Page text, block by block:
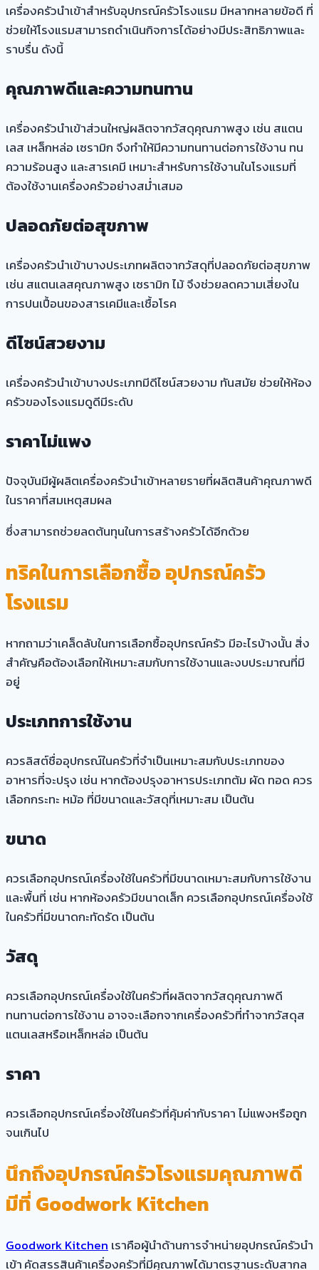
เครื่องครัวนำเข้าสำหรับอุปกรณ์ครัวโรงแรม มีหลากหลายข้อดี ที่
ช่วยให้โรงแรมสามารถดำเนินกิจการได้อย่างมีประสิทธิภาพและ
ราบรื่น ดังนี้
คุณภาพดีและความทนทาน
เครื่องครัวนำเข้าส่วนใหญ่ผลิตจากวัสดุคุณภาพสูง เช่น สแตน
เลส เหล็กหล่อ เซรามิก จึงทำให้มีความทนทานต่อการใช้งาน ทน
ความร้อนสูง และสารเคมี เหมาะสำหรับการใช้งานในโรงแรมที่
ต้องใช้งานเครื่องครัวอย่างสม่ำเสมอ
ปลอดภัยต่อสุขภาพ
เครื่องครัวนำเข้าบางประเภทผลิตจากวัสดุที่ปลอดภัยต่อสุขภาพ
เช่น สแตนเลสคุณภาพสูง เซรามิก ไม้ จึงช่วยลดความเสี่ยงใน
การปนเปื้อนของสารเคมีและเชื้อโรค
ดีไซน์สวยงาม
เครื่องครัวนำเข้าบางประเภทมีดีไซน์สวยงาม ทันสมัย ช่วยให้ห้อง
ครัวของโรงแรมดูดีมีระดับ
ราคาไม่แพง
ปัจจุบันมีผู้ผลิตเครื่องครัวนำเข้าหลายรายที่ผลิตสินค้าคุณภาพดี
ในราคาที่สมเหตุสมผล
ซึ่งสามารถช่วยลดต้นทุนในการสร้างครัวได้อีกด้วย
ทริคในการเลือกซื้อ อุปกรณ์ครัว
โรงแรม
หากถามว่าเคล็ดลับในการเลือกซื้ออุปกรณ์ครัว มีอะไรบ้างนั้น สิ่ง
สำคัญคือต้องเลือกให้เหมาะสมกับการใช้งานและงบประมาณที่มี
อยู่
ประเภทการใช้งาน
ควรลิสต์ชื่ออุปกรณ์ในครัวที่จำเป็นเหมาะสมกับประเภทของ
อาหารที่จะปรุง เช่น หากต้องปรุงอาหารประเภทต้ม ผัด ทอด ควร
เลือกกระทะ หม้อ ที่มีขนาดและวัสดุที่เหมาะสม เป็นต้น
ขนาด
ควรเลือกอุปกรณ์เครื่องใช้ในครัวที่มีขนาดเหมาะสมกับการใช้งาน
และพื้นที่ เช่น หากห้องครัวมีขนาดเล็ก ควรเลือกอุปกรณ์เครื่องใช้
ในครัวที่มีขนาดกะทัดรัด เป็นต้น
วัสดุ
ควรเลือกอุปกรณ์เครื่องใช้ในครัวที่ผลิตจากวัสดุคุณภาพดี
ทนทานต่อการใช้งาน อาจจะเลือกจากเครื่องครัวที่ทำจากวัสดุส
แตนเลสหรือเหล็กหล่อ เป็นต้น
ราคา
ควรเลือกอุปกรณ์เครื่องใช้ในครัวที่คุ้มค่ากับราคา ไม่แพงหรือถูก
จนเกินไป
นึกถึงอุปกรณ์ครัวโรงแรมคุณภาพดี
มีที่ Goodwork Kitchen
Goodwork Kitchen เราคือผู้นำด้านการจำหน่ายอุปกรณ์ครัวนำ
เข้าคัดสรรสินค้าเครื่องครัวที่มีคุณภาพได้มาตรฐานระดับสากล